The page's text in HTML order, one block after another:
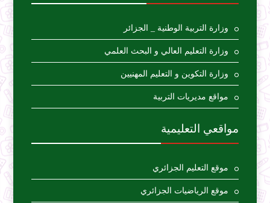
وزارة التربية الوطنية _ الجزائر
وزارة التعليم العالي و البحث العلمي
وزارة التكوين و التعليم المهنيين
مواقع مديريات التربية
مواقعي التعليمية
موقع التعليم الجزائري
موقع الرياضيات الجزائري